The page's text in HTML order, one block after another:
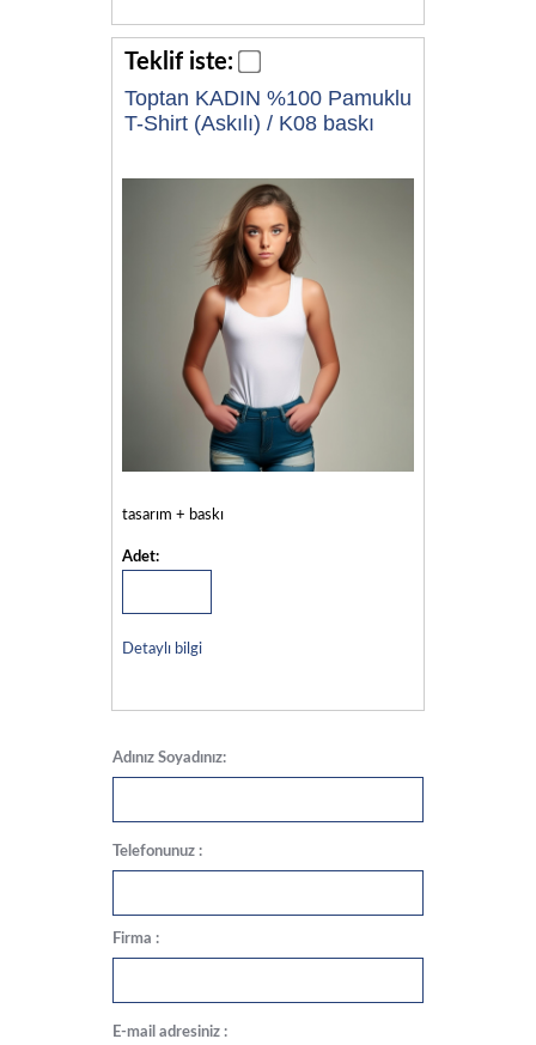
Teklif iste:
Toptan KADIN %100 Pamuklu
T-Shirt (Askılı) / K08 baskı
tasarım + baskı
Adet:
Detaylı bilgi
Adınız Soyadınız:
Telefonunuz :
Firma :
E-mail adresiniz :